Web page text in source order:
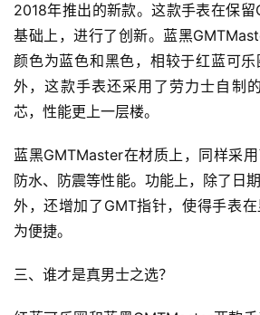
2018年推出的新款。这款手表在保
基础上，进行了创新。蓝黑
颜色为蓝色和黑色，相较于红蓝可
外，这款手表还采用了劳力士自制
芯，性能更上一层楼。
蓝黑GMTMaster在材质上，同样采
防水、防震等性能。功能上，除了日
外，还增加了GMT指针，使得手表
为便捷。
三、谁才是真男士之选？